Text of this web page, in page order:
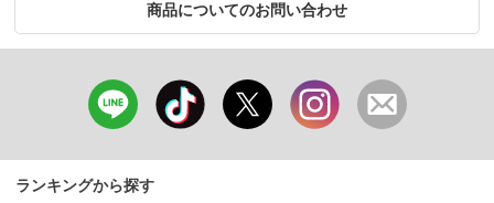
商品についてのお問い合わせ
ランキングから探す